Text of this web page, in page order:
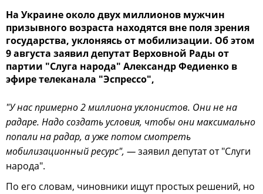
На Украине около двух миллионов мужчин
призывного возраста находятся вне поля зрения
государства, уклоняясь от мобилизации. Об этом
9 августа заявил депутат Верховной Рады от
партии "Слуга народа" Александр Федиенко в
эфире телеканала "Эспрессо",
"У нас примерно 2 миллиона уклонистов. Они не на
радаре. Надо создать условия, чтобы они максимально
попали на радар, а уже потом смотреть
мобилизационный ресурс", —заявил депутат от "Слуги
народа".
По его словам, чиновники ищут простых решений, но